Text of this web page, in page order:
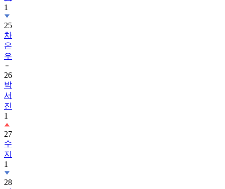
1
25
차
은
우
26
박
서
진
1
27
수
지
1
28